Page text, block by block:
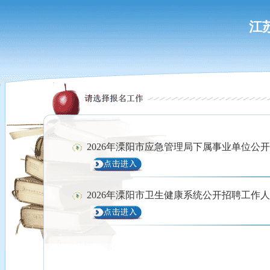
江
2026年溧阳市应急管理局下属事业单位公
2026年溧阳市卫生健康系统公开招聘工作